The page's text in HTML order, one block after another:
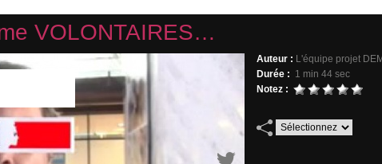
VOLONTAIRES…
Auteur : L'équipe projet
Durée : 1 min 44 sec
Notez :